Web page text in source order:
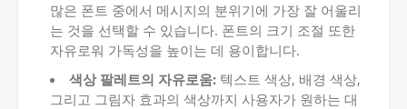
많은 폰트 중에서 메시지의 분위기에 가장 잘 어울리
는 것을 선택할 수 있습니다. 폰트의 크기 조절 또한
자유로워 가독성을 높이는 데 용이합니다.
색상 팔레트의 자유로움: 텍스트 색상, 배경 색상,
그리고 그림자 효과의 색상까지 사용자가 원하는 대